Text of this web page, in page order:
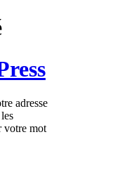
adresse
votre mot